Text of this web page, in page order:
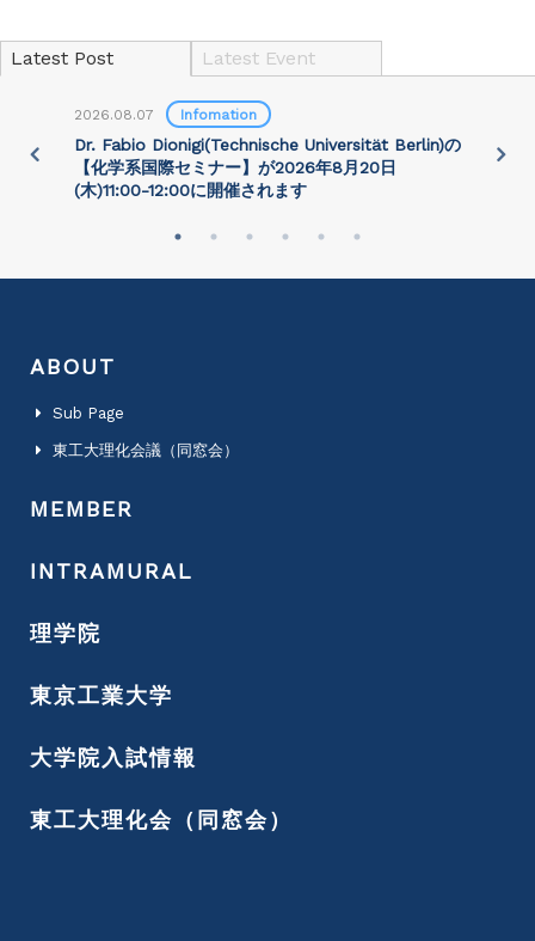
Latest Post Latest Event
2026.08.07 Infomation
Dr. Fabio Dionigi(Technische Universität Berlin)の
【化学系国際セミナー】が2026年8⽉20⽇
(⽊)11:00-12:00に開催されます
ABOUT
Sub Page
東工大理化会議（同窓会）
MEMBER
INTRAMURAL
理学院
東京工業大学
大学院入試情報
東工大理化会（同窓会）